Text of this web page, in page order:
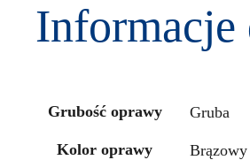
Informacje
Grubość oprawy Gruba
Kolor oprawy Brązowy